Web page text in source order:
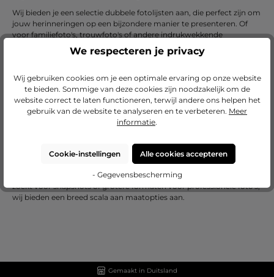
Wij bieden je een selectie dubbele fotolijsten aan, die perfect zijn om
jouw herinneringen op een bijzondere manier te presenteren. Of
voor familiefoto's, trouwfoto's of andere indrukwekkende
momenten, onze dubbele fotolijsten bieden je de mogelijkheid om
twee foto's op een elegante manier te presenteren en tegelijkertijd
Diverse dubbele fotolijsten voor elke stijl
Ons assortiment dubbele fotolijsten kenmerkt zich door een
selectie van ontwerpen en materialen om ervoor te zorgen dat je de
fotolijsten tot elegante metalen lijsten, bij ons vind je zeker een
variant die bij jouw smaak past. Onze dubbele fotolijsten zijn
bovendien verkrijgbaar in diverse maten om ervoor te zorgen dat je
de juiste pasvorm voor jouw foto's vindt. Of je nu een kleine lijst
zoekt voor snapshots of grotere formaten voor professionele foto's,
wij bieden een breed scala aan maatopties aan.
Gemaakt in Duitsland
We respecteren je privacy
Wij gebruiken cookies om je een optimale ervaring op onze website
te bieden. Sommige van deze cookies zijn noodzakelijk om de
website correct te laten functioneren, terwijl andere ons helpen het
gebruik van de website te analyseren en te verbeteren. Meer
informatie.
Cookie-instellingen Alle cookies accepteren
- Gegevensbescherming